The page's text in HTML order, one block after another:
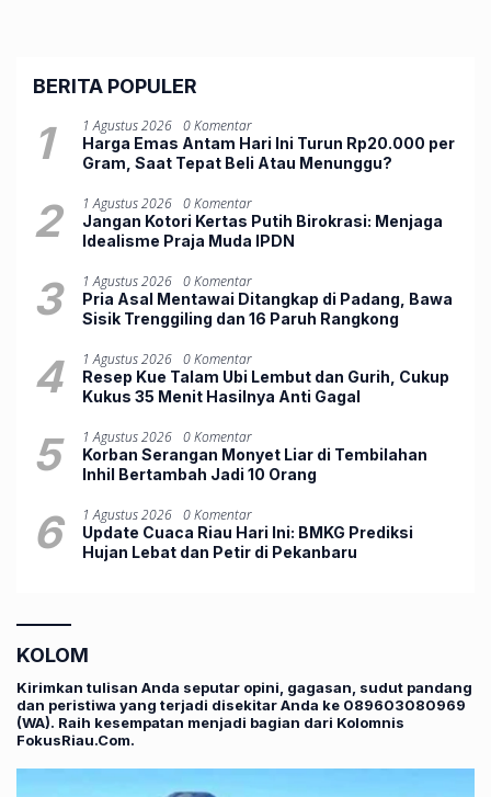
BERITA POPULER
1 1 Agustus 2026 0 Komentar
Harga Emas Antam Hari Ini Turun Rp20.000 per
Gram, Saat Tepat Beli Atau Menunggu?
2 1 Agustus 2026 0 Komentar
Jangan Kotori Kertas Putih Birokrasi: Menjaga
Idealisme Praja Muda IPDN
3 1 Agustus 2026 0 Komentar
Pria Asal Mentawai Ditangkap di Padang, Bawa
Sisik Trenggiling dan 16 Paruh Rangkong
4 1 Agustus 2026 0 Komentar
Resep Kue Talam Ubi Lembut dan Gurih, Cukup
Kukus 35 Menit Hasilnya Anti Gagal
5 1 Agustus 2026 0 Komentar
Korban Serangan Monyet Liar di Tembilahan
Inhil Bertambah Jadi 10 Orang
6 1 Agustus 2026 0 Komentar
Update Cuaca Riau Hari Ini: BMKG Prediksi
Hujan Lebat dan Petir di Pekanbaru
KOLOM
Kirimkan tulisan Anda seputar opini, gagasan, sudut pandang
dan peristiwa yang terjadi disekitar Anda ke 089603080969
(WA). Raih kesempatan menjadi bagian dari Kolomnis
FokusRiau.Com.